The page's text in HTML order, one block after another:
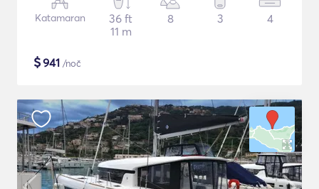
Katamaran
36 ft
11 m
8 3 4
$941 /noč